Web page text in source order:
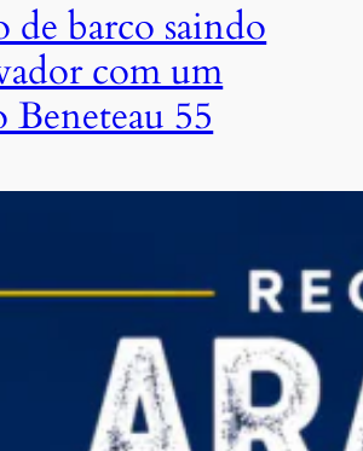
de barco saindo
com um
Beneteau 55